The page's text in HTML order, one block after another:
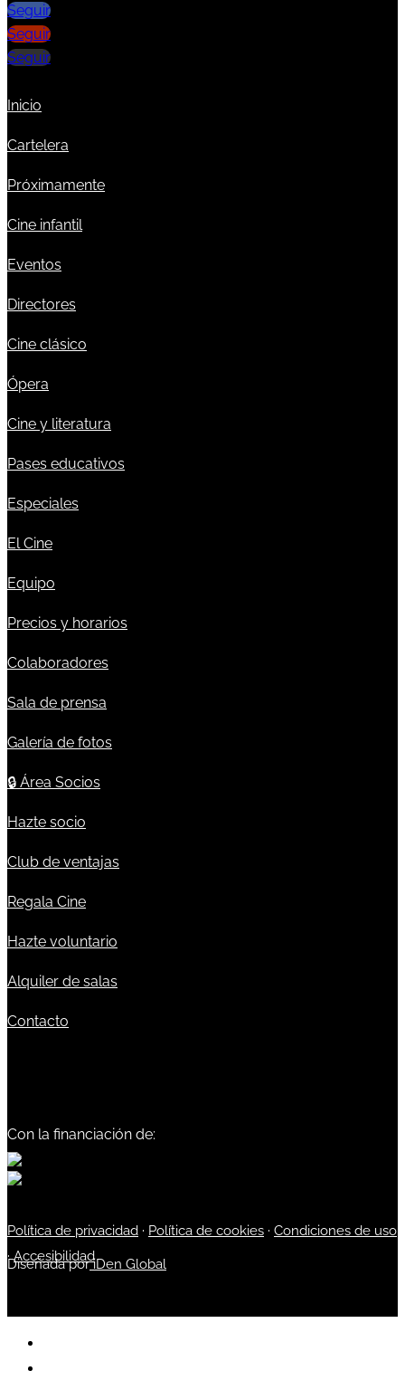
Seguir
Seguir
Seguir
Inicio
Cartelera
Próximamente
Cine infantil
Eventos
Directores
Cine clásico
Ópera
Cine y literatura
Pases educativos
Especiales
El Cine
Equipo
Precios y horarios
Colaboradores
Sala de prensa
Galería de fotos
🔒 Área Socios
Hazte socio
Club de ventajas
Regala Cine
Hazte voluntario
Alquiler de salas
Contacto
Con la financiación de:
Política de privacidad · Política de cookies · Condiciones de uso
·Accesibilidad
Diseñada poriDen Global